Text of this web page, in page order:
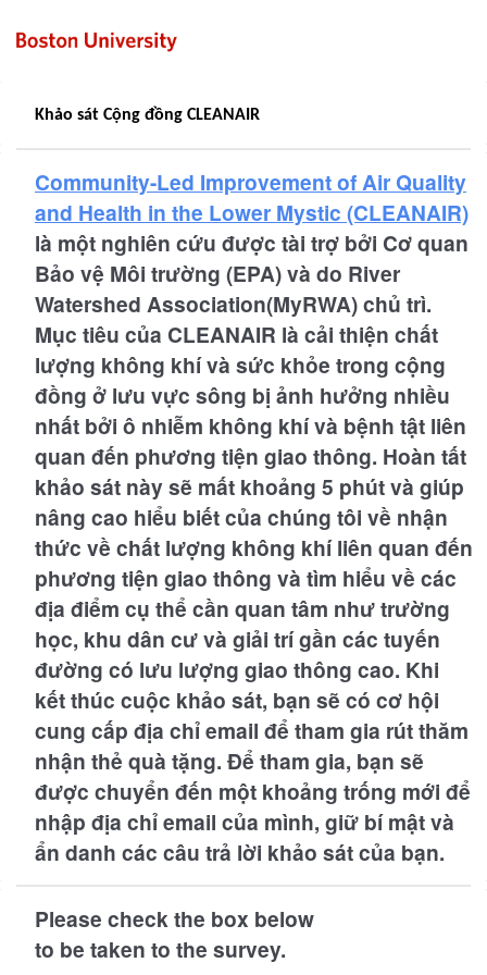
Khảo sát Cộng đồng CLEANAIR
Community-Led Improvement of Air Quality
and Health in the Lower Mystic (CLEANAIR)
là một nghiên cứu được tài trợ bởi Cơ quan
Bảo vệ Môi trường (EPA) và do River
Watershed Association(MyRWA) chủ trì.
Mục tiêu của CLEANAIR là cải thiện chất
lượng không khí và sức khỏe trong cộng
đồng ở lưu vực sông bị ảnh hưởng nhiều
nhất bởi ô nhiễm không khí và bệnh tật liên
quan đến phương tiện giao thông. Hoàn tất
khảo sát này sẽ mất khoảng 5 phút và giúp
nâng cao hiểu biết của chúng tôi về nhận
thức về chất lượng không khí liên quan đến
phương tiện giao thông và tìm hiểu về các
địa điểm cụ thể cần quan tâm như trường
học, khu dân cư và giải trí gần các tuyến
đường có lưu lượng giao thông cao. Khi
kết thúc cuộc khảo sát, bạn sẽ có cơ hội
cung cấp địa chỉ email để tham gia rút thăm
nhận thẻ quà tặng. Để tham gia, bạn sẽ
được chuyển đến một khoảng trống mới để
nhập địa chỉ email của mình, giữ bí mật và
ẩn danh các câu trả lời khảo sát của bạn.
Please check the box below
to be taken to the survey.